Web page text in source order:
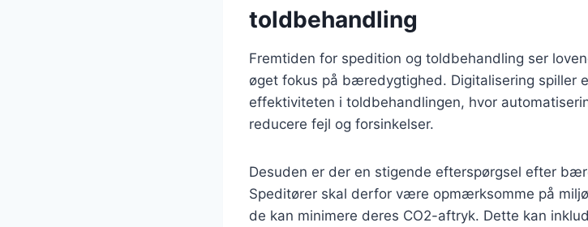
toldbehandling
Fremtiden for spedition og toldbehandling ser
øget fokus på bæredygtighed. Digitalisering spiller
effektiviteten i toldbehandlingen, hvor
reducere fejl og forsinkelser.
Desuden er der en stigende efterspørgsel efter
Speditører skal derfor være opmærksomme på
de kan minimere deres CO2-aftryk. Dette kan